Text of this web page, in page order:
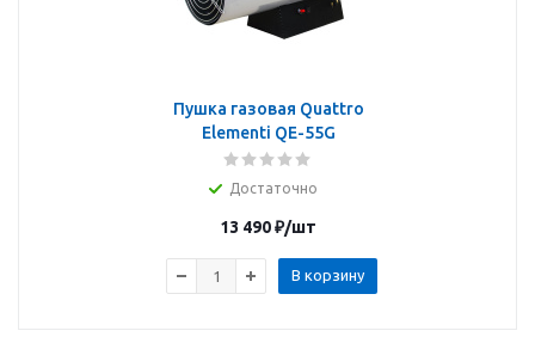
Пушка газовая Quattro
Elementi QE-55G
Достаточно
13 490₽/шт
В корзину